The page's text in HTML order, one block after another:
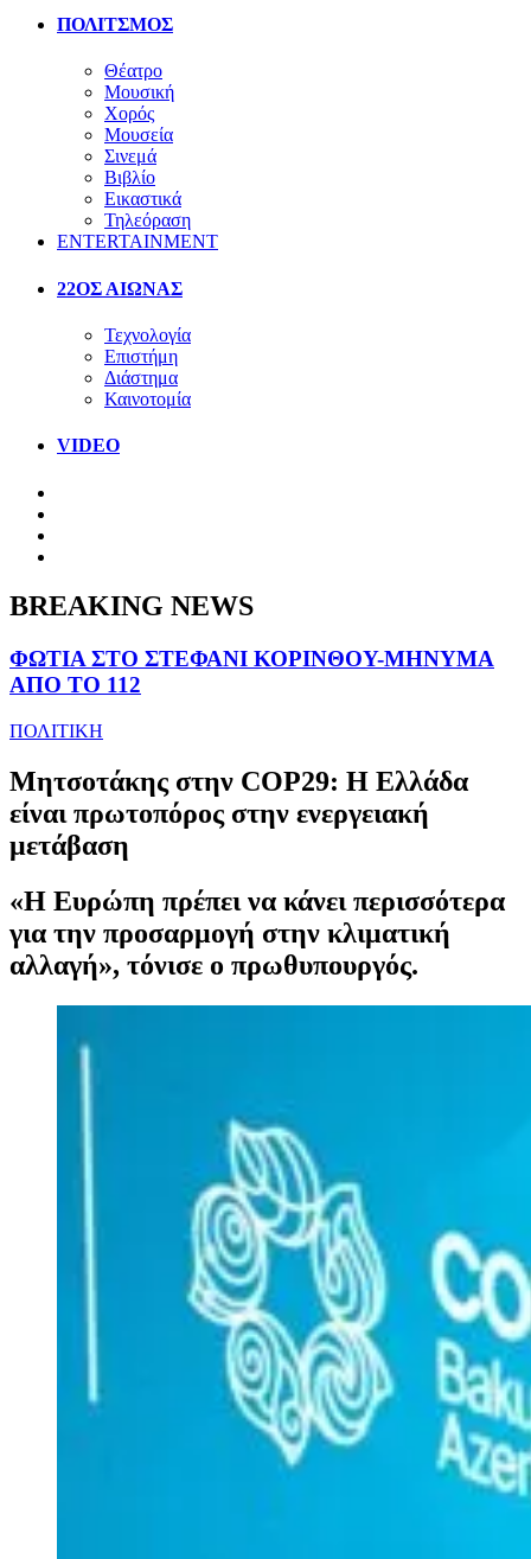
ΠΟΛΙΤΣΜΟΣ
Θέατρο
Μουσική
Χορός
Μουσεία
Σινεμά
Βιβλίο
Εικαστικά
Τηλεόραση
ENTERTAINMENT
22ΟΣ ΑΙΩΝΑΣ
Τεχνολογία
Επιστήμη
Διάστημα
Καινοτομία
VIDEO
BREAKING NEWS
ΦΩΤΙΑ ΣΤΟ ΣΤΕΦΑΝΙ ΚΟΡΙΝΘΟΥ-ΜΗΝΥΜΑ
ΑΠΟ ΤΟ 112
ΠΟΛΙΤΙΚΗ
Μητσοτάκης στην COP29: Η Ελλάδα
είναι πρωτοπόρος στην ενεργειακή
μετάβαση
«Η Ευρώπη πρέπει να κάνει περισσότερα
για την προσαρμογή στην κλιματική
αλλαγή», τόνισε ο πρωθυπουργός.